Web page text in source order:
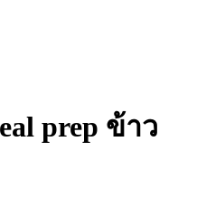
prep ข้าว